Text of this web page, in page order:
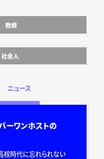
教師
社会人
ニュース
ワンホストの
校時代に忘れられない